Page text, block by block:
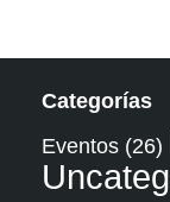
Categorías
Eventos (26)